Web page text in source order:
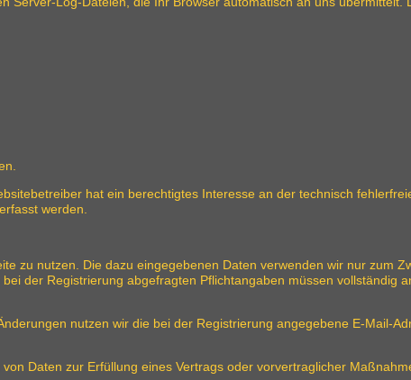
hat ein berechtigtes Interesse an der technisch
werden.
zu nutzen. Die dazu eingegebenen Daten verwenden wir nur zum
der Registrierung abgefragten Pflichtangaben müssen vollständig
nutzen wir die bei der Registrierung angegebene E-Mail-
Daten zur Erfüllung eines Vertrags oder vorvertraglicher